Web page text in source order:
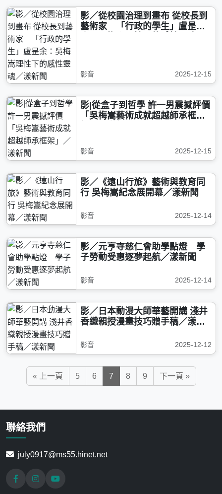
影／從校園治理到畫布 從校長到
藝術家 「行政的學生」盧昰
影音 2025-12-15
影|從盒子到哲學 許一男震撼評價
「吳梅嵩藝術成就超越師承框
影音 2025-12-15
影／《遠山行旅》藝術與教育同
行 吳梅嵩紀念展開幕／漾新聞
影音 2025-12-14
影／元亨寺慈仁會助學點燈 學
子勞動受惠逐夢起航／漾新聞
影音 2025-12-14
影／日本動漫大師華藝開講 淺井
香織親授漫畫技巧贈手稿／漾新
影音 2025-12-12
« 上一頁 5 6 7 8 9 下一頁 »
聯絡我們
july0917@ms55.hinet.net